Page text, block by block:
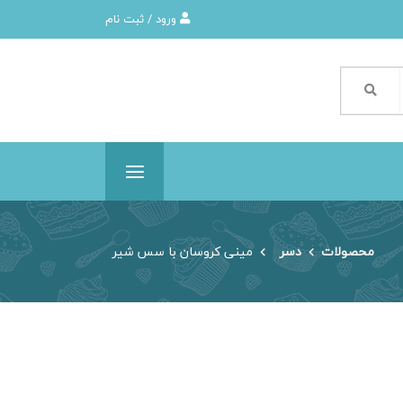
ورود / ثبت نام
محصولات دسر مینی کروسان با سس شیر